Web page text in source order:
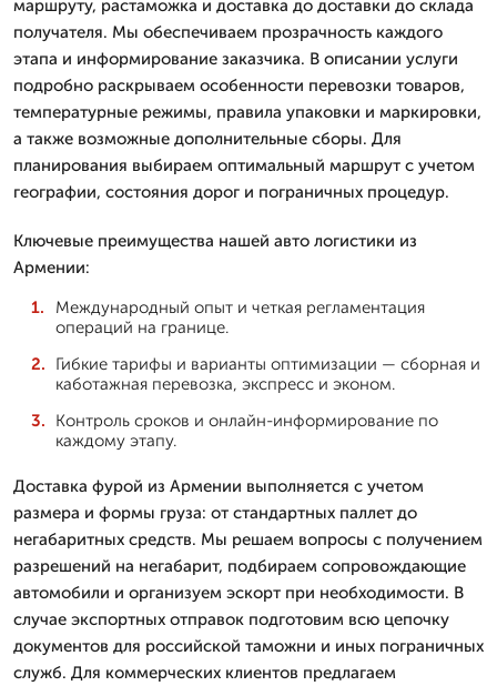
маршруту, растаможка и доставка до доставки до склада
получателя. Мы обеспечиваем прозрачность каждого
этапа и информирование заказчика. В описании услуги
подробно раскрываем особенности перевозки товаров,
температурные режимы, правила упаковки и маркировки,
а также возможные дополнительные сборы. Для
планирования выбираем оптимальный маршрут с учетом
географии, состояния дорог и пограничных процедур.
Ключевые преимущества нашей авто логистики из
Армении:
Международный опыт и четкая регламентация
операций на границе.
Гибкие тарифы и варианты оптимизации — сборная и
каботажная перевозка, экспресс и эконом.
Контроль сроков и онлайн-информирование по
каждому этапу.
Доставка фурой из Армении выполняется с учетом
размера и формы груза: от стандартных паллет до
негабаритных средств. Мы решаем вопросы с получением
разрешений на негабарит, подбираем сопровождающие
автомобили и организуем эскорт при необходимости. В
случае экспортных отправок подготовим всю цепочку
документов для российской таможни и иных пограничных
служб. Для коммерческих клиентов предлагаем